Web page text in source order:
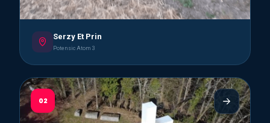
Serzy Et Prin
Potensic Atom 3
02